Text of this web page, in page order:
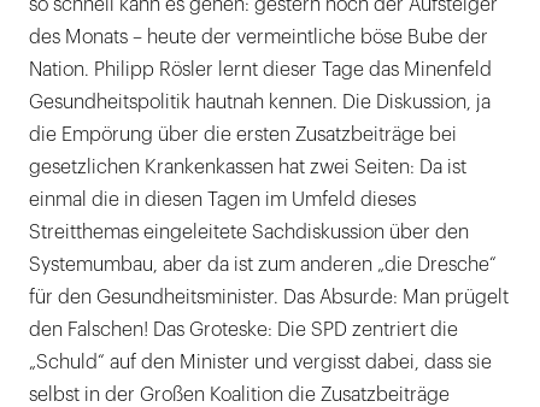
so schnell kann es gehen: gestern noch der Aufsteiger
des Monats – heute der vermeintliche böse Bube der
Nation. Philipp Rösler lernt dieser Tage das Minenfeld
Gesundheitspolitik hautnah kennen. Die Diskussion, ja
die Empörung über die ersten Zusatzbeiträge bei
gesetzlichen Krankenkassen hat zwei Seiten: Da ist
einmal die in diesen Tagen im Umfeld dieses
Streitthemas eingeleitete Sachdiskussion über den
Systemumbau, aber da ist zum anderen „die Dresche“
für den Gesundheitsminister. Das Absurde: Man prügelt
den Falschen! Das Groteske: Die SPD zentriert die
„Schuld“ auf den Minister und vergisst dabei, dass sie
selbst in der Großen Koalition die Zusatzbeiträge